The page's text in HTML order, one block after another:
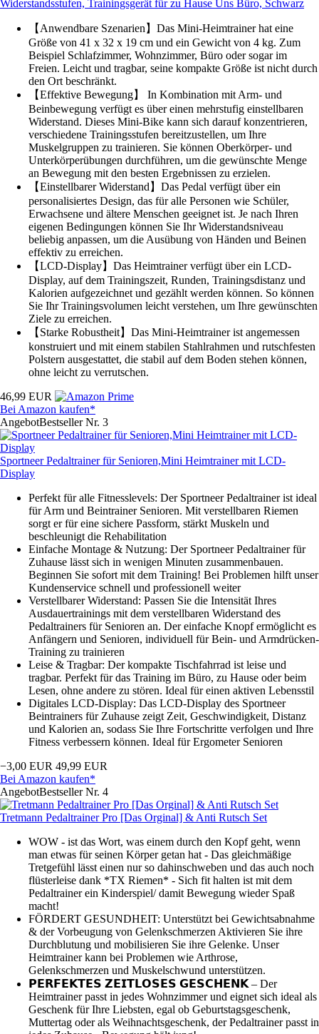
Widerstandsstufen, Trainingsgerät für zu Hause Uns Büro, Schwarz
【Anwendbare Szenarien】Das Mini-Heimtrainer hat eine
Größe von 41 x 32 x 19 cm und ein Gewicht von 4 kg. Zum
Beispiel Schlafzimmer, Wohnzimmer, Büro oder sogar im
Freien. Leicht und tragbar, seine kompakte Größe ist nicht durch
den Ort beschränkt.
【Effektive Bewegung】 In Kombination mit Arm- und
Beinbewegung verfügt es über einen mehrstufig einstellbaren
Widerstand. Dieses Mini-Bike kann sich darauf konzentrieren,
verschiedene Trainingsstufen bereitzustellen, um Ihre
Muskelgruppen zu trainieren. Sie können Oberkörper- und
Unterkörperübungen durchführen, um die gewünschte Menge
an Bewegung mit den besten Ergebnissen zu erzielen.
【Einstellbarer Widerstand】Das Pedal verfügt über ein
personalisiertes Design, das für alle Personen wie Schüler,
Erwachsene und ältere Menschen geeignet ist. Je nach Ihren
eigenen Bedingungen können Sie Ihr Widerstandsniveau
beliebig anpassen, um die Ausübung von Händen und Beinen
effektiv zu erreichen.
【LCD-Display】Das Heimtrainer verfügt über ein LCD-
Display, auf dem Trainingszeit, Runden, Trainingsdistanz und
Kalorien aufgezeichnet und gezählt werden können. So können
Sie Ihr Trainingsvolumen leicht verstehen, um Ihre gewünschten
Ziele zu erreichen.
【Starke Robustheit】Das Mini-Heimtrainer ist angemessen
konstruiert und mit einem stabilen Stahlrahmen und rutschfesten
Polstern ausgestattet, die stabil auf dem Boden stehen können,
ohne leicht zu verrutschen.
46,99 EUR
Bei Amazon kaufen*
AngebotBestseller Nr. 3
Sportneer Pedaltrainer für Senioren,Mini Heimtrainer mit LCD-
Display
Perfekt für alle Fitnesslevels: Der Sportneer Pedaltrainer ist ideal
für Arm und Beintrainer Senioren. Mit verstellbaren Riemen
sorgt er für eine sichere Passform, stärkt Muskeln und
beschleunigt die Rehabilitation
Einfache Montage & Nutzung: Der Sportneer Pedaltrainer für
Zuhause lässt sich in wenigen Minuten zusammenbauen.
Beginnen Sie sofort mit dem Training! Bei Problemen hilft unser
Kundenservice schnell und professionell weiter
Verstellbarer Widerstand: Passen Sie die Intensität Ihres
Ausdauertrainings mit dem verstellbaren Widerstand des
Pedaltrainers für Senioren an. Der einfache Knopf ermöglicht es
Anfängern und Senioren, individuell für Bein- und Armdrücken-
Training zu trainieren
Leise & Tragbar: Der kompakte Tischfahrrad ist leise und
tragbar. Perfekt für das Training im Büro, zu Hause oder beim
Lesen, ohne andere zu stören. Ideal für einen aktiven Lebensstil
Digitales LCD-Display: Das LCD-Display des Sportneer
Beintrainers für Zuhause zeigt Zeit, Geschwindigkeit, Distanz
und Kalorien an, sodass Sie Ihre Fortschritte verfolgen und Ihre
Fitness verbessern können. Ideal für Ergometer Senioren
−3,00 EUR 49,99 EUR
Bei Amazon kaufen*
AngebotBestseller Nr. 4
Tretmann Pedaltrainer Pro [Das Orginal] & Anti Rutsch Set
WOW - ist das Wort, was einem durch den Kopf geht, wenn
man etwas für seinen Körper getan hat - Das gleichmäßige
Tretgefühl lässt einen nur so dahinschweben und das auch noch
flüsterleise dank *TX Riemen* - Sich fit halten ist mit dem
Pedaltrainer ein Kinderspiel/ damit Bewegung wieder Spaß
macht!
FÖRDERT GESUNDHEIT: Unterstützt bei Gewichtsabnahme
& der Vorbeugung von Gelenkschmerzen Aktivieren Sie ihre
Durchblutung und mobilisieren Sie ihre Gelenke. Unser
Heimtrainer kann bei Problemen wie Arthrose,
Gelenkschmerzen und Muskelschwund unterstützen.
𝗣𝗘𝗥𝗙𝗘𝗞𝗧𝗘𝗦 𝗭𝗘𝗜𝗧𝗟𝗢𝗦𝗘𝗦 𝗚𝗘𝗦𝗖𝗛𝗘𝗡𝗞 – Der
Heimtrainer passt in jedes Wohnzimmer und eignet sich ideal als
Geschenk für Ihre Liebsten, egal ob Geburtstagsgeschenk,
Muttertag oder als Weihnachtsgeschenk, der Pedaltrainer passt in